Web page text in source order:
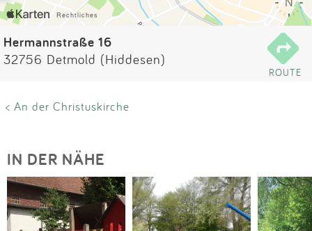
Hermannstraße 16
32756 Detmold (Hiddesen)
ROUTE
< An der Christuskirche
IN DER NÄHE